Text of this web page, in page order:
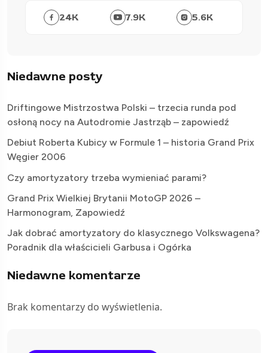
24K 7.9K 5.6K
Niedawne posty
Driftingowe Mistrzostwa Polski – trzecia runda pod
osłoną nocy na Autodromie Jastrząb – zapowiedź
Debiut Roberta Kubicy w Formule 1 – historia Grand Prix
Węgier 2006
Czy amortyzatory trzeba wymieniać parami?
Grand Prix Wielkiej Brytanii MotoGP 2026 –
Harmonogram, Zapowiedź
Jak dobrać amortyzatory do klasycznego Volkswagena?
Poradnik dla właścicieli Garbusa i Ogórka
Niedawne komentarze
Brak komentarzy do wyświetlenia.